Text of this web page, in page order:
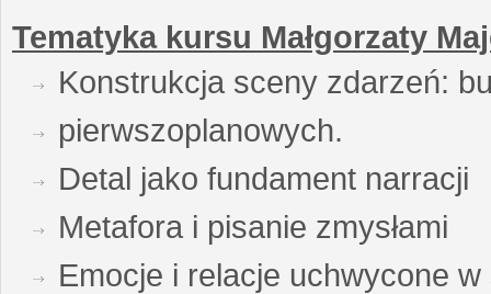
Tematyka kursu Małgorzaty
Konstrukcja sceny zdarzeń:
pierwszoplanowych.
Detal jako fundament narracji
Metafora i pisanie zmysłami
Emocje i relacje uchwycone